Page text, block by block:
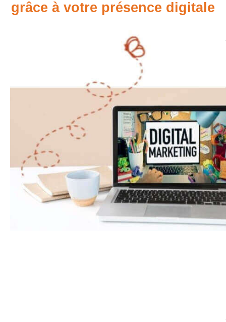
grâce à votre présence digitale